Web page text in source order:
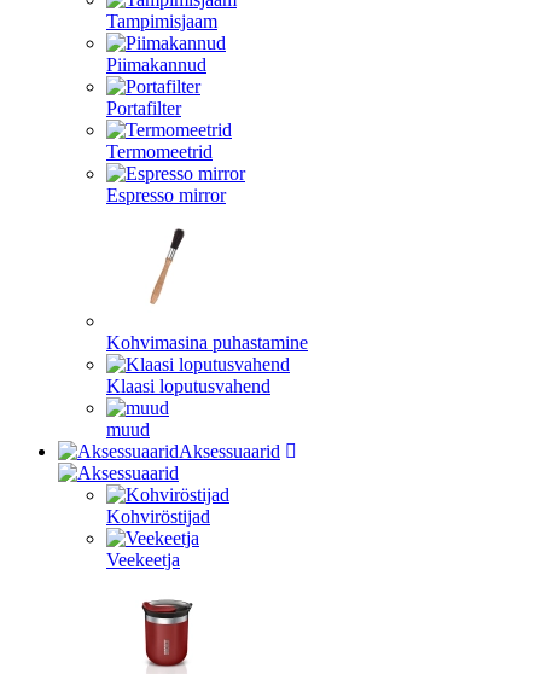
Tampimisjaam
Piimakannud
Portafilter
Termomeetrid
Espresso mirror
Kohvimasina puhastamine
Klaasi loputusvahend
muud
Aksessuaarid
Kohviröstijad
Veekeetja